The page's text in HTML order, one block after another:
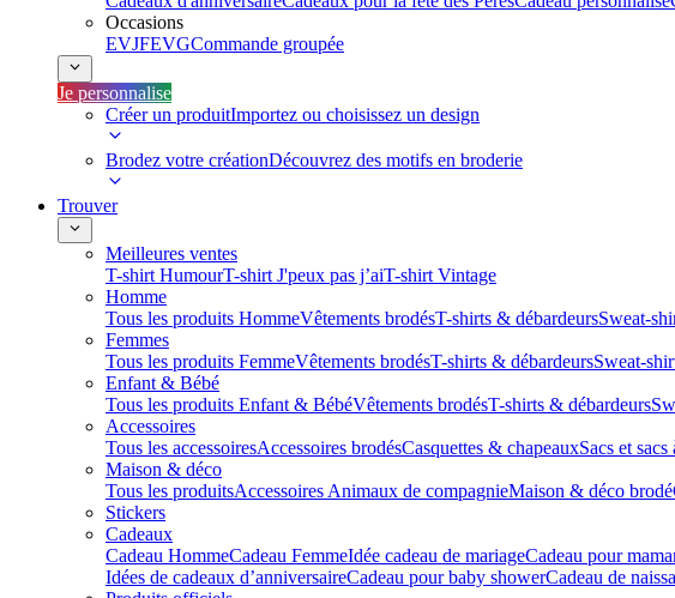
Occasions
EVJFEVGCommande groupée
Je personnalise
Créer un produitImportez ou choisissez un design
Brodez votre créationDécouvrez des motifs en broderie
Trouver
Meilleures ventes
T-shirt HumourT-shirt J'peux pas j’aiT-shirt Vintage
Homme
Tous les produits HommeVêtements brodésT-shirts & débardeursSweat-
Femmes
Tous les produits FemmeVêtements brodésT-shirts & débardeursSweat-
Enfant & Bébé
Tous les produits Enfant & BébéVêtements brodésT-shirts & débardeurs
Accessoires
Tous les accessoiresAccessoires brodésCasquettes & chapeauxSacs et sacs
Maison & déco
Tous les produitsAccessoires Animaux de compagnieMaison & déco brodé
Stickers
Cadeaux
Cadeau HommeCadeau FemmeIdée cadeau de mariage​Cadeau pour
Idées de cadeaux d’anniversaireCadeau pour baby showerCadeau de